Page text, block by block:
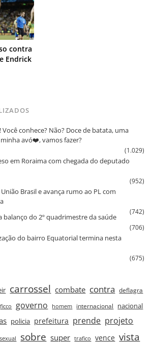
contra
Endrick
conhece? Não? Doce de batata, uma
avó❤️, vamos fazer?
(1.029)
em Roraima com chegada do deputado
(952)
Brasil e avança rumo ao PL com
(742)
balanço do 2º quadrimestre da saúde
(706)
do bairro Equatorial termina nesta
(675)
carrossel combate contra deflagra
ficco governo homem internacional nacional
policia prefeitura prende projeto
sexual sobre super trafico vence vista